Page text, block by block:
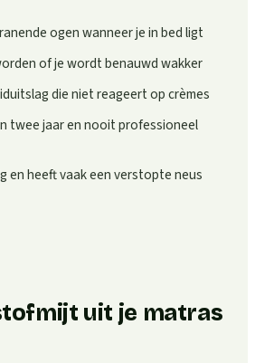
ogen wanneer je in bed ligt
of je wordt benauwd wakker
die niet reageert op crèmes
twee jaar en nooit professioneel
en heeft vaak een verstopte neus
uit je matras